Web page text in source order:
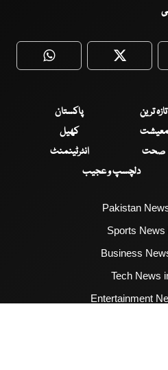
WhatsApp Twitter
تازہ ترین
پاکستان
معیشت
کھیل
صحت
انٹرٹینمنٹ
دلچسپ و عجیب
Pakistan
Sports News
Business
Tech News
Entertainment